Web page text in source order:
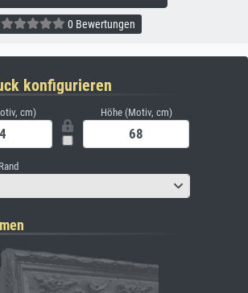
0 Bewertungen
konfigurieren
cm) Höhe (Motiv, cm)